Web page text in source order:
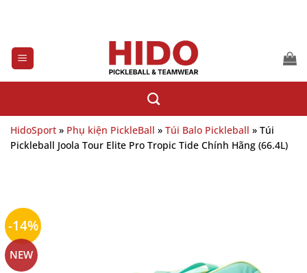
dung
HidoSport » Phụ kiện PickleBall » Túi Balo Pickleball » Túi
Pickleball Joola Tour Elite Pro Tropic Tide Chính Hãng (66.4L)
-14%
NEW